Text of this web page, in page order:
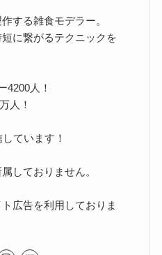
する雑食モデラー。
に繋がるテクニックを
4200人！
人！
ています！
しておりません。
広告を利用しておりま